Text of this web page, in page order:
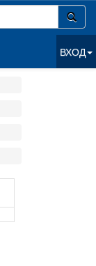
ВХОД